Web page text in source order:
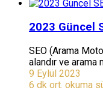
2023 Güncel
SEO (Arama
alandır ve arama
9 Eylül 2023
6 dk ort. okuma